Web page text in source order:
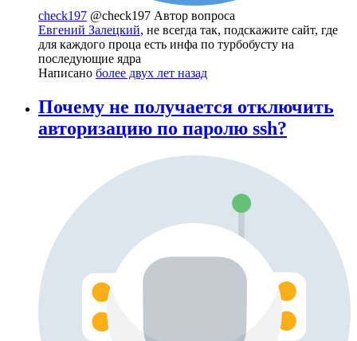
check197 @check197 Автор вопроса
Евгений Залецкий, не всегда так, подскажите сайт, где
для каждого проца есть инфа по турбобусту на
последующие ядра
Написано более двух лет назад
Почему не получается отключить
авторизацию по паролю ssh?